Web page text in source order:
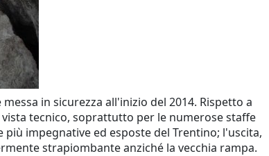
in sicurezza all'inizio del 2014. Rispetto a
tecnico, soprattutto per le numerose staffe
impegnative ed esposte del Trentino; l'uscita,
strapiombante anziché la vecchia rampa.